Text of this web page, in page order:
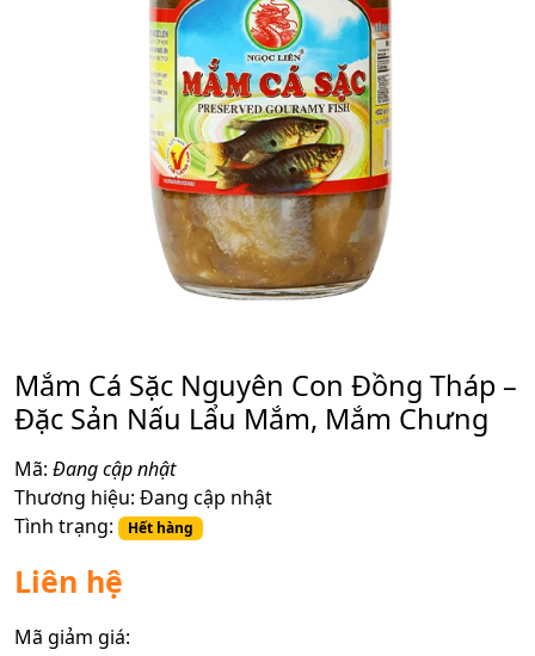
Mắm Cá Sặc Nguyên Con Đồng Tháp –
Đặc Sản Nấu Lẩu Mắm, Mắm Chưng
Mã: Đang cập nhật
Thương hiệu: Đang cập nhật
Tình trạng:
Hết hàng
Liên hệ
Mã giảm giá: